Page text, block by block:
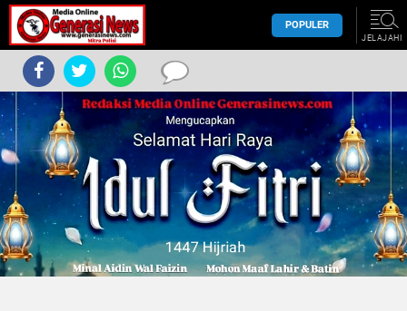
POPULER
JELAJAHI